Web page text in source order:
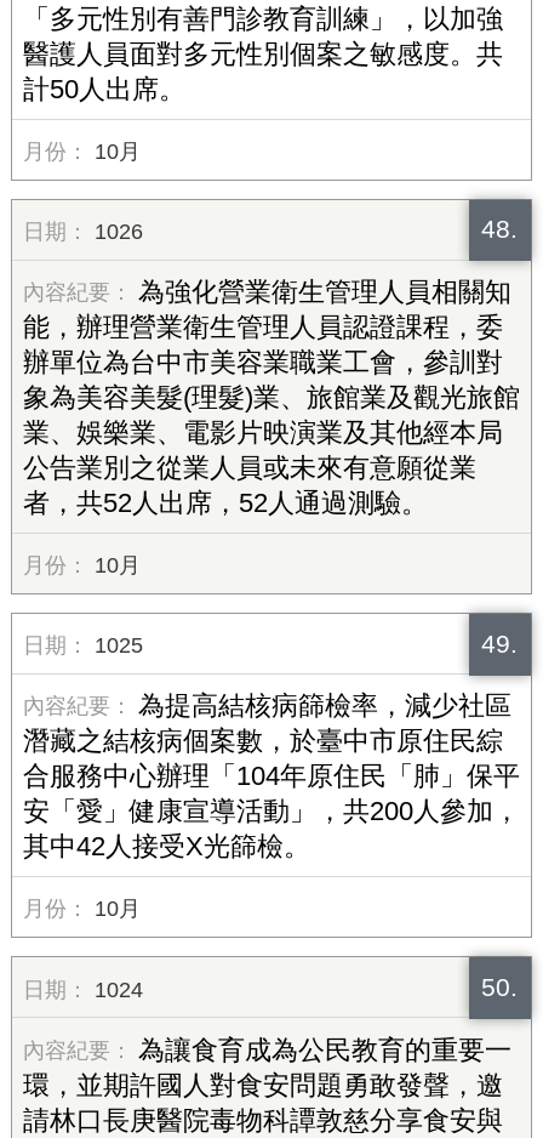
「多元性別有善門診教育訓練」，以加強
醫護人員面對多元性別個案之敏感度。共
計50人出席。
10月
48.
1026
為強化營業衛生管理人員相關知
能，辦理營業衛生管理人員認證課程，委
辦單位為台中市美容業職業工會，參訓對
象為美容美髮(理髮)業、旅館業及觀光旅館
業、娛樂業、電影片映演業及其他經本局
公告業別之從業人員或未來有意願從業
者，共52人出席，52人通過測驗。
10月
49.
1025
為提高結核病篩檢率，減少社區
潛藏之結核病個案數，於臺中市原住民綜
合服務中心辦理「104年原住民「肺」保平
安「愛」健康宣導活動」，共200人參加，
其中42人接受X光篩檢。
10月
50.
1024
為讓食育成為公民教育的重要一
環，並期許國人對食安問題勇敢發聲，邀
請林口長庚醫院毒物科譚敦慈分享食安與